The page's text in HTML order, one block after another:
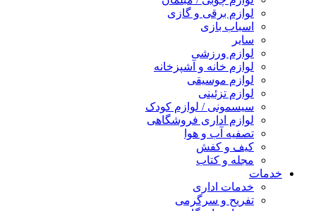
لوازم برقی و گازی
اسباب بازی
سایر
لوازم ورزشی
لوازم خانه و آشپزخانه
لوازم موسیقی
لوازم تزئینی
سیسمونی / لوازم کودک
لوازم اداری فروشگاهی
تصفیه آب و هوا
کیف و کفش
مجله و کتاب
خدمات
خدمات اداری
تفریح و سرگرمی